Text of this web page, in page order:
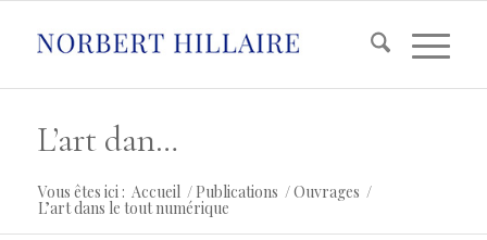
L’art dans le tout numérique
Vous êtes ici : Accueil / Publications /Ouvrages /
L’art dans le tout numérique